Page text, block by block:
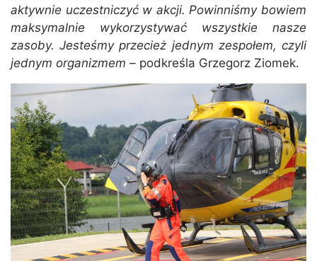
aktywnie uczestniczyć w akcji. Powinniśmy bowiem
maksymalnie wykorzystywać wszystkie nasze
zasoby. Jesteśmy przecież jednym zespołem, czyli
jednym organizmem – podkreśla Grzegorz Ziomek.